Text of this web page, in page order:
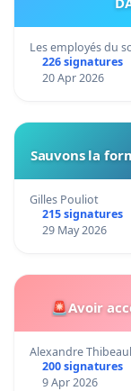
Les employés du
226 signatures
20 Apr 2026
Sauvons la
Gilles Pouliot
215 signatures
29 May 2026
🚨Avoir
Alexandre
200 signatures
9 Apr 2026